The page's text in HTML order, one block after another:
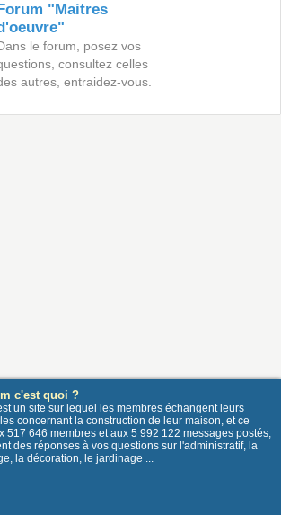
"Maitres
le forum, posez vos
consultez celles
autres, entraidez-vous.
c'est quoi ?
un site sur lequel les membres échangent leurs
concernant la construction de leur maison, et ce
517 646 membres et aux 5 992 122 messages postés,
des réponses à vos questions sur l'administratif, la
la décoration, le jardinage ...